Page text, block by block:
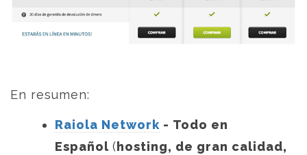
En resumen:
Raiola Network - Todo en
Español ( hosting, de gran calidad,